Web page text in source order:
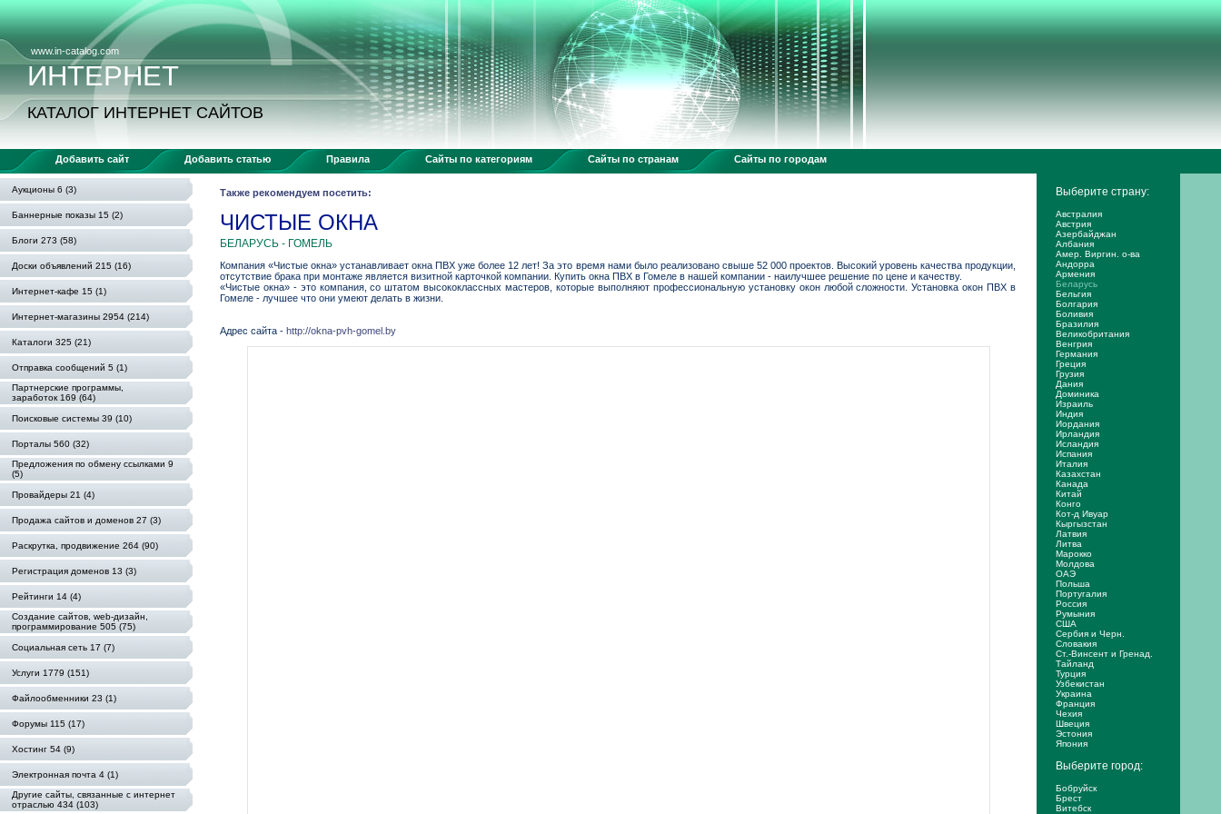
www.in-catalog.com
ИНТЕРНЕТ
КАТАЛОГ ИНТЕРНЕТ САЙТОВ
Добавить сайт Добавить статью Правила Сайты по категориям Сайты по странам Сайты по городам
Аукционы 6 (3)
Баннерные показы 15 (2)
Блоги 273 (58)
Доски объявлений 215 (16)
Интернет-кафе 15 (1)
Интернет-магазины 2954 (214)
Каталоги 325 (21)
Отправка сообщений 5 (1)
Партнерские программы,
заработок 169 (64)
Поисковые системы 39 (10)
Порталы 560 (32)
Предложения по обмену ссылками 9
(5)
Провайдеры 21 (4)
Продажа сайтов и доменов 27 (3)
Раскрутка, продвижение 264 (90)
Регистрация доменов 13 (3)
Рейтинги 14 (4)
Создание сайтов, web-дизайн,
программирование 505 (75)
Социальная сеть 17 (7)
Услуги 1779 (151)
Файлообменники 23 (1)
Форумы 115 (17)
Хостинг 54 (9)
Электронная почта 4 (1)
Другие сайты, связанные с интернет
отраслью 434 (103)
Также рекомендуем посетить:
ЧИСТЫЕ ОКНА
БЕЛАРУСЬ - ГОМЕЛЬ
Компания «Чистые окна» устанавливает окна ПВХ уже более 12 лет! За это время нами было реализовано свыше 52 000 проектов. Высокий уровень качества продукции,
отсутствие брака при монтаже является визитной карточкой компании. Купить окна ПВХ в Гомеле в нашей компании - наилучшее решение по цене и качеству.
«Чистые окна» - это компания, со штатом высококлассных мастеров, которые выполняют профессиональную установку окон любой сложности. Установка окон ПВХ в
Гомеле - лучшее что они умеют делать в жизни.
Адрес сайта - http://okna-pvh-gomel.by
Выберите страну:
Австралия
Австрия
Азербайджан
Албания
Амер. Виргин. о-ва
Андорра
Армения
Беларусь
Бельгия
Болгария
Боливия
Бразилия
Великобритания
Венгрия
Германия
Греция
Грузия
Дания
Доминика
Израиль
Индия
Иордания
Ирландия
Исландия
Испания
Италия
Казахстан
Канада
Китай
Конго
Кот-д Ивуар
Кыргызстан
Латвия
Литва
Марокко
Молдова
ОАЭ
Польша
Португалия
Россия
Румыния
США
Сербия и Черн.
Словакия
Ст.-Винсент и Гренад.
Тайланд
Турция
Узбекистан
Украина
Франция
Чехия
Швеция
Эстония
Япония
Выберите город:
Бобруйск
Брест
Витебск